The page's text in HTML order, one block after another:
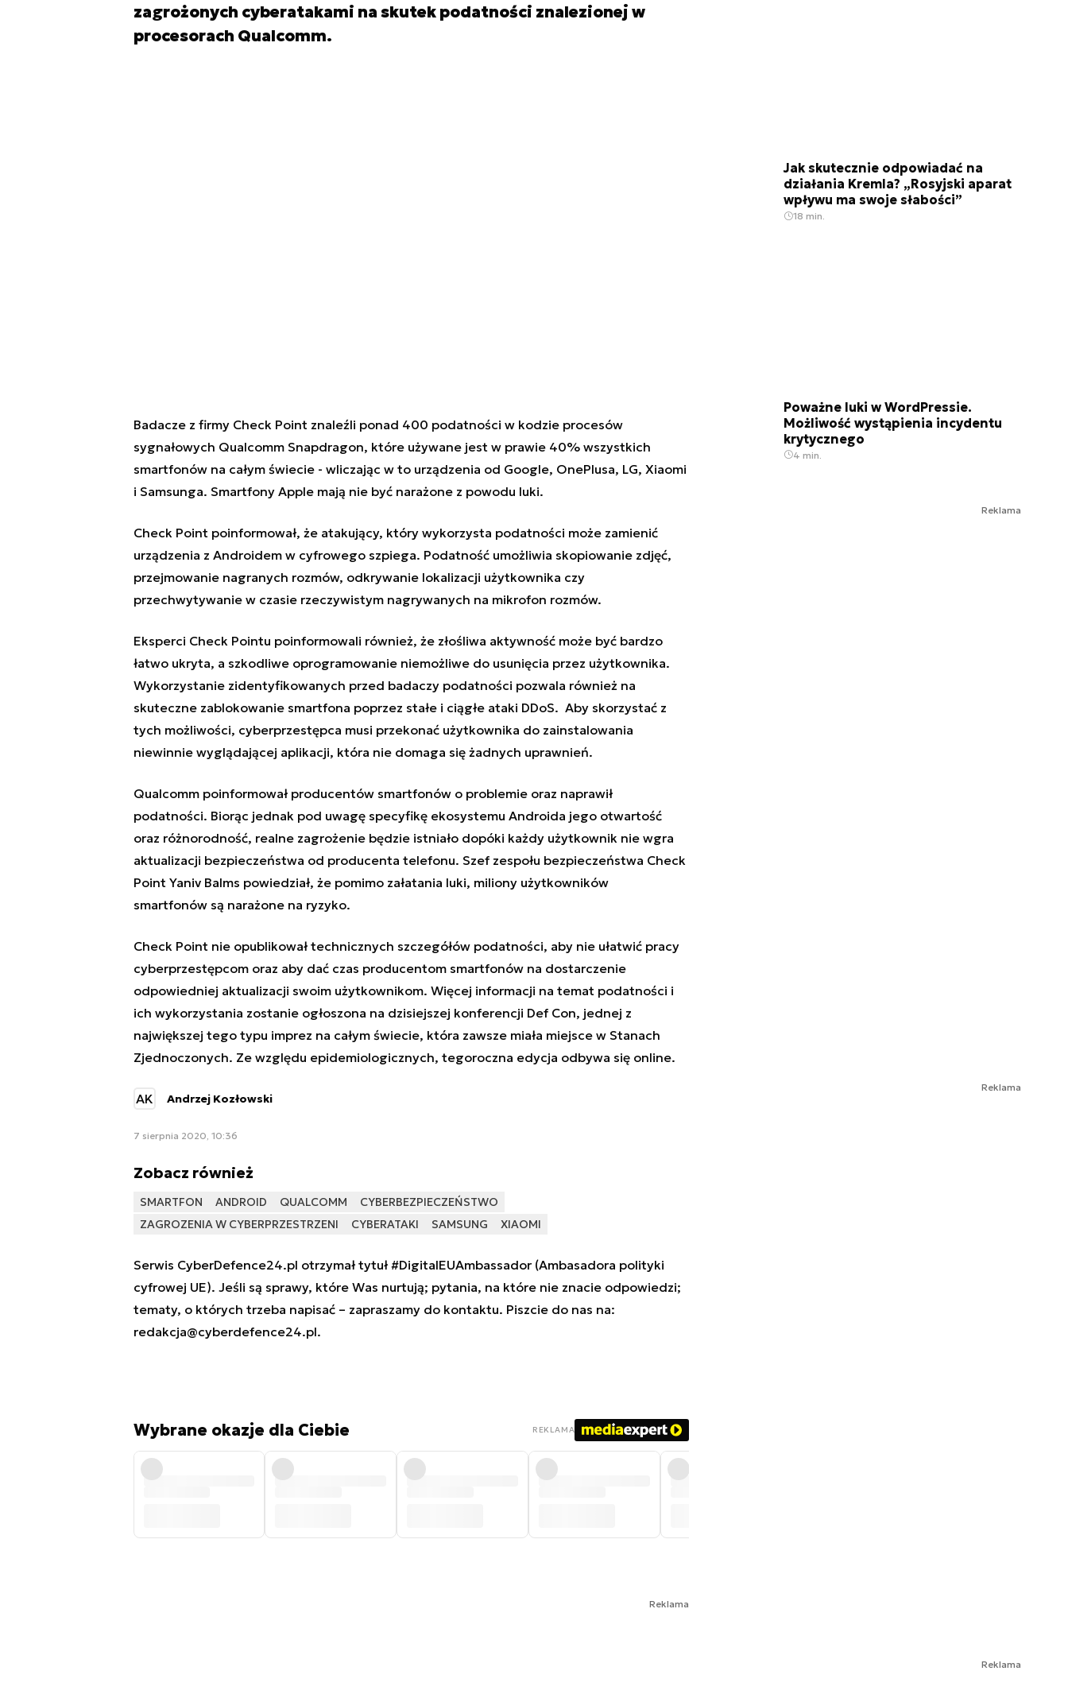
zagrożonych cyberatakami na skutek podatności znalezionej w
procesorach Qualcomm.
Badacze z firmy Check Point znaleźli ponad 400 podatności w kodzie procesów
sygnałowych Qualcomm Snapdragon, które używane jest w prawie 40% wszystkich
smartfonów na całym świecie - wliczając w to urządzenia od Google, OnePlusa, LG, Xiaomi
i Samsunga. Smartfony Apple mają nie być narażone z powodu luki.
Check Point poinformował, że atakujący, który wykorzysta podatności może zamienić
urządzenia z Androidem w cyfrowego szpiega. Podatność umożliwia skopiowanie zdjęć,
przejmowanie nagranych rozmów, odkrywanie lokalizacji użytkownika czy
przechwytywanie w czasie rzeczywistym nagrywanych na mikrofon rozmów.
Eksperci Check Pointu poinformowali również, że złośliwa aktywność może być bardzo
łatwo ukryta, a szkodliwe oprogramowanie niemożliwe do usunięcia przez użytkownika.
Wykorzystanie zidentyfikowanych przed badaczy podatności pozwala również na
skuteczne zablokowanie smartfona poprzez stałe i ciągłe ataki DDoS. Aby skorzystać z
tych możliwości, cyberprzestępca musi przekonać użytkownika do zainstalowania
niewinnie wyglądającej aplikacji, która nie domaga się żadnych uprawnień.
Qualcomm poinformował producentów smartfonów o problemie oraz naprawił
podatności. Biorąc jednak pod uwagę specyfikę ekosystemu Androida jego otwartość
oraz różnorodność, realne zagrożenie będzie istniało dopóki każdy użytkownik nie wgra
aktualizacji bezpieczeństwa od producenta telefonu. Szef zespołu bezpieczeństwa Check
Point Yaniv Balms powiedział, że pomimo załatania luki, miliony użytkowników
smartfonów są narażone na ryzyko.
Check Point nie opublikował technicznych szczegółów podatności, aby nie ułatwić pracy
cyberprzestępcom oraz aby dać czas producentom smartfonów na dostarczenie
odpowiedniej aktualizacji swoim użytkownikom. Więcej informacji na temat podatności i
ich wykorzystania zostanie ogłoszona na dzisiejszej konferencji Def Con, jednej z
największej tego typu imprez na całym świecie, która zawsze miała miejsce w Stanach
Zjednoczonych. Ze względu epidemiologicznych, tegoroczna edycja odbywa się online.
AK Andrzej Kozłowski
7 sierpnia 2020, 10:36
Zobacz również
SMARTFON ANDROID QUALCOMM
CYBERBEZPIECZEŃSTWO
ZAGROZENIA W CYBERPRZESTRZENI
CYBERATAKI SAMSUNG XIAOMI
Serwis CyberDefence24.pl otrzymał tytuł #DigitalEUAmbassador (Ambasadora polityki
cyfrowej UE). Jeśli są sprawy, które Was nurtują; pytania, na które nie znacie odpowiedzi;
tematy, o których trzeba napisać – zapraszamy do kontaktu. Piszcie do nas na:
redakcja@cyberdefence24.pl.
Wybrane okazje dla Ciebie REKLAMA
Reklama
Jak skutecznie odpowiadać na
działania Kremla? „Rosyjski aparat
wpływu ma swoje słabości”
18 min.
Poważne luki w WordPressie.
Możliwość wystąpienia incydentu
krytycznego
4 min.
Reklama
Reklama
Reklama